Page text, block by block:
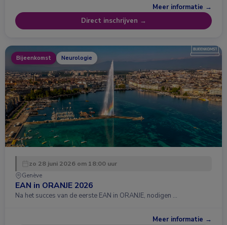
Meer informatie →
Direct inschrijven →
Bijeenkomst Neurologie
zo 28 juni 2026 om 18:00 uur
Genève
EAN in ORANJE 2026
Na het succes van de eerste EAN in ORANJE, nodigen …
Meer informatie →